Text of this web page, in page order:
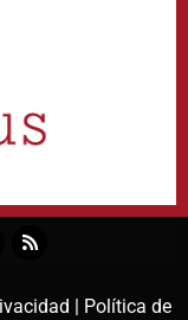
| Política de